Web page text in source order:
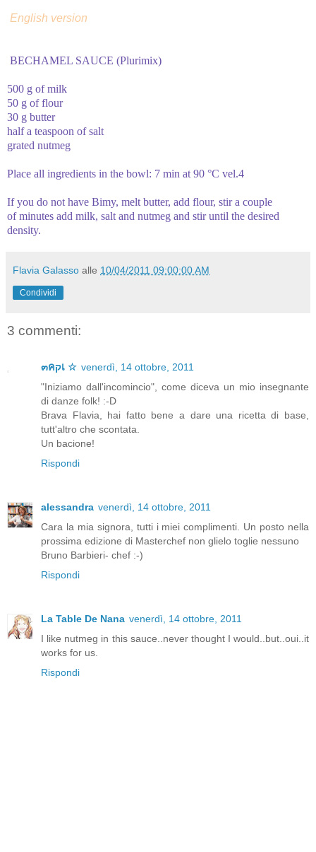
English version
BECHAMEL SAUCE (Plurimix)
500 g of milk
50 g of flour
30 g butter
half a teaspoon of salt
grated nutmeg
Place all ingredients in the bowl: 7 min at 90 °C vel.4
If you do not have Bimy, melt butter, add flour, stir a couple
ofminutes add milk, salt and nutmeg and stir until the desired
density.
Flavia Galasso alle 10/04/2011 09:00:00 AM
Condividi
3 commenti:
๓คקเ ☆ venerdì, 14 ottobre, 2011
"Iniziamo dall'incomincio", come diceva un mio insegnante
di danze folk! :-D
Brava Flavia, hai fatto bene a dare una ricetta di base,
tutt'altro che scontata.
Un bacione!
Rispondi
alessandra venerdì, 14 ottobre, 2011
Cara la mia signora, tutti i miei complimenti. Un posto nella
prossima edizione di Masterchef non glielo toglie nessuno
Bruno Barbieri- chef :-)
Rispondi
La Table De Nana venerdì, 14 ottobre, 2011
I like nutmeg in this sauce..never thought I would..but..oui..it
works for us.
Rispondi